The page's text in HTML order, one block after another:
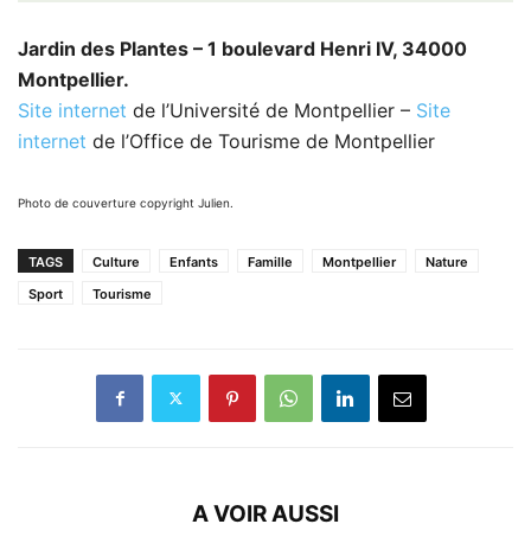
Jardin des Plantes – 1 boulevard Henri IV, 34000
Montpellier.
Site internet de l’Université de Montpellier – Site
internet de l’Office de Tourisme de Montpellier
Photo de couverture copyright Julien.
TAGS Culture Enfants Famille Montpellier
Nature
Sport
Tourisme
A VOIR AUSSI